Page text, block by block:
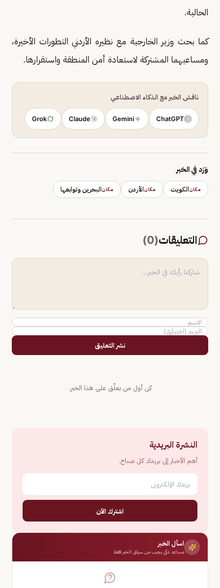
الحالية.
كما بحث وزير الخارجية مع نظيره الأردني التطورات الأخيرة،
ومساعيهما المشتركة لاستعادة أمن المنطقة واستقرارها.
ناقش الخبر مع الذكاء الاصطناعي
ChatGPT
Gemini
Claude
Grok
وَرَد في الخبر
مكانالكويت مكانالأردن مكانالبحرين وتوابعها
التعليقات(
0
)
نشر التعليق
كن أول من يعلّق على هذا الخبر.
النشرة البريدية
أهم الأخبار إلى بريدك كل صباح.
اشترك الآن
اسأل الخبر
مساعد ذكي يجيب من سياق الخبر فقط